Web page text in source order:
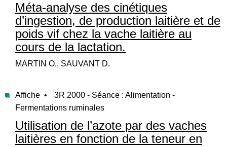
Méta-analyse des cinétiques
d’ingestion, de production laitière et de
poids vif chez la vache laitière au
cours de la lactation.
MARTIN O., SAUVANT D.
Affiche •
3R 2000 - Séance : Alimentation -
Fermentations ruminales
Utilisation de l’azote par des vaches
laitières en fonction de la teneur en